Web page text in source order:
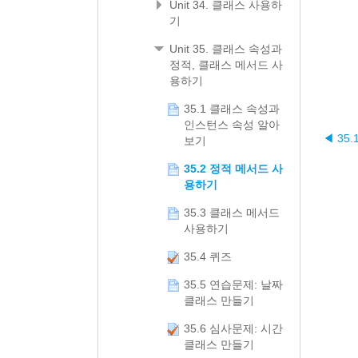
◀
Unit 34. 클래스 사용하
기
Unit 35. 클래스 속성과
정적, 클래스 메서드 사
용하기
35.1 클래스 속성과
인스턴스 속성 알아
보기
35.2 정적 메서드 사
용하기
35.3 클래스 메서드
사용하기
35.4 퀴즈
35.5 연습문제: 날짜
클래스 만들기
35.6 심사문제: 시간
클래스 만들기